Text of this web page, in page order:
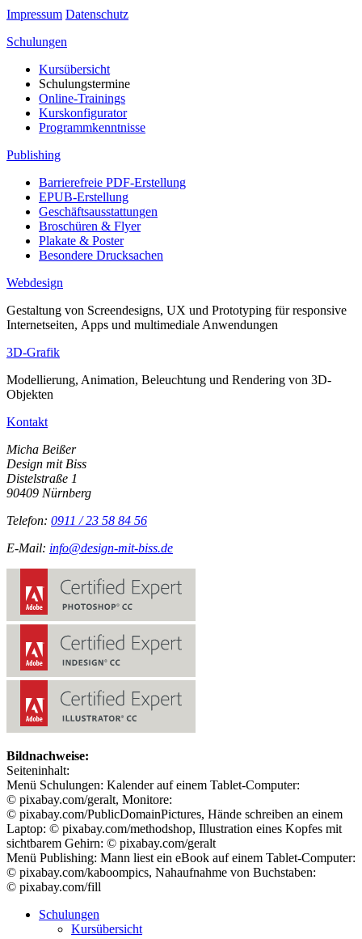
Impressum Datenschutz
Schulungen
Kursübersicht
Schulungstermine
Online-Trainings
Kurskonfigurator
Programm­kenntnisse
Publishing
Barrierefreie PDF-Erstellung
EPUB-Erstellung
Geschäftsausstattungen
Broschüren & Flyer
Plakate & Poster
Besondere Drucksachen
Webdesign
Gestaltung von Screendesigns, UX und Proto­typing für responsive
Internetseiten, Apps und multimediale Anwendungen
3D-Grafik
Modellierung, Animation, Beleuchtung und Rendering von 3D-
Objekten
Kontakt
Micha Beißer
Design mit Biss
Distelstraße 1
90409 Nürnberg
Telefon: 0911 / 23 58 84 56
E-Mail: info@design-mit-biss.de
Bildnachweise:
Seiteninhalt:
Menü Schulungen: Kalender auf einem Tablet-Computer:
© pixabay.com/geralt, Monitore:
© pixabay.com/PublicDomainPictures, Hände schreiben an einem
Laptop: © pixabay.com/methodshop, Illustration eines Kopfes mit
sichtbarem Gehirn: © pixabay.com/geralt
Menü Publishing: Mann liest ein eBook auf einem Tablet-Computer:
© pixabay.com/kaboompics, Nahaufnahme von Buchstaben:
© pixabay.com/fill
Schulungen
Kursübersicht